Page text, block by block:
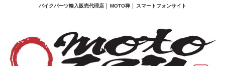
バイクパーツ輸入販売代理店 │ MOTO禅 │ スマートフォンサイト